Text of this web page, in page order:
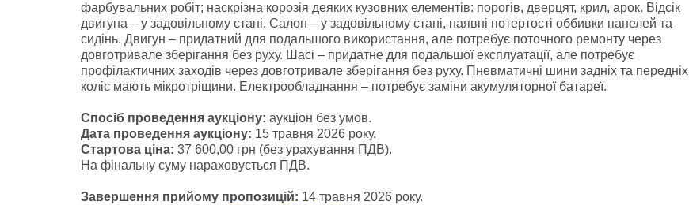
фарбувальних робіт; наскрізна корозія деяких кузовних елементів: порогів, дверцят, крил, арок. Відсік
двигуна – у задовільному стані. Салон – у задовільному стані, наявні потертості оббивки панелей та
сидінь. Двигун – придатний для подальшого використання, але потребує поточного ремонту через
довготривале зберігання без руху. Шасі – придатне для подальшої експлуатації, але потребує
профілактичних заходів через довготривале зберігання без руху. Пневматичні шини задніх та передніх
коліс мають мікротріщини. Електрообладнання – потребує заміни акумуляторної батареї.
Спосіб проведення аукціону: аукціон без умов.
Дата проведення аукціону: 15 травня 2026 року.
Стартова ціна: 37 600,00 грн (без урахування ПДВ).
На фінальну суму нараховується ПДВ.
Завершення прийому пропозицій: 14 травня 2026 року.